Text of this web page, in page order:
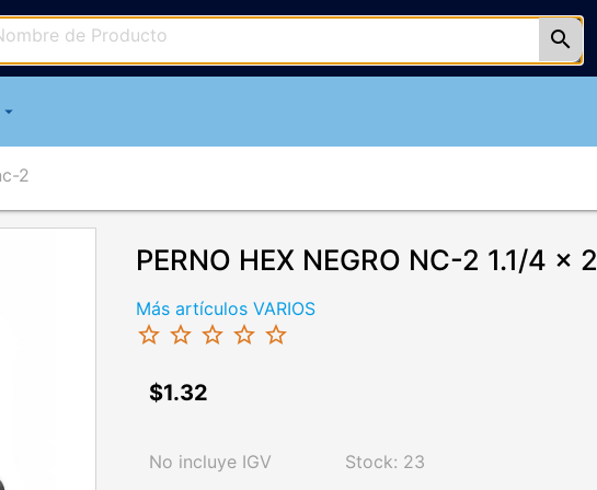
search
arrow_drop_down
2
PERNO HEX NEGRO NC-2 1.1/4 x 2
Más artículos VARIOS
star_border star_border star_border star_border star_border
$1.32
No incluye IGV
Stock: 23